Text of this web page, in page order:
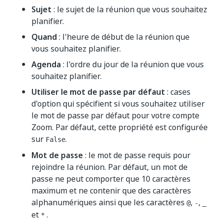
Sujet : le sujet de la réunion que vous souhaitez
planifier.
Quand : l'heure de début de la réunion que
vous souhaitez planifier.
Agenda : l'ordre du jour de la réunion que vous
souhaitez planifier.
Utiliser le mot de passe par défaut : cases
d'option qui spécifient si vous souhaitez utiliser
le mot de passe par défaut pour votre compte
Zoom. Par défaut, cette propriété est configurée
sur False.
Mot de passe : le mot de passe requis pour
rejoindre la réunion. Par défaut, un mot de
passe ne peut comporter que 10 caractères
maximum et ne contenir que des caractères
alphanumériques ainsi que les caractères @, -,
et * .